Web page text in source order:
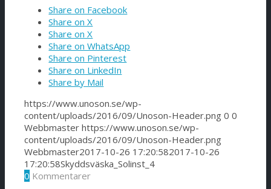
Prisfråga
Sök
Menu Menu
Share on Facebook
Share on X
Share on X
Share on WhatsApp
Share on Pinterest
Share on LinkedIn
Share by Mail
https://www.unoson.se/wp-
content/uploads/2016/09/Unoson-Header.png 0 0
Webbmaster https://www.unoson.se/wp-
content/uploads/2016/09/Unoson-Header.png
Webbmaster2017-10-26 17:20:582017-10-26
17:20:58Skyddsväska_Solinst_4
0 Kommentarer